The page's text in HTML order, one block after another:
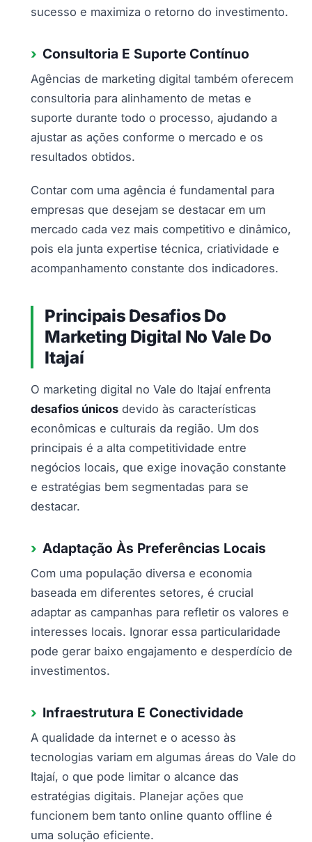
sucesso e maximiza o retorno do investimento.
Consultoria E Suporte Contínuo
Agências de marketing digital também oferecem
consultoria para alinhamento de metas e
suporte durante todo o processo, ajudando a
ajustar as ações conforme o mercado e os
resultados obtidos.
Contar com uma agência é fundamental para
empresas que desejam se destacar em um
mercado cada vez mais competitivo e dinâmico,
pois ela junta expertise técnica, criatividade e
acompanhamento constante dos indicadores.
Principais Desafios Do
Marketing Digital No Vale Do
Itajaí
O marketing digital no Vale do Itajaí enfrenta
desafios únicos devido às características
econômicas e culturais da região. Um dos
principais é a alta competitividade entre
negócios locais, que exige inovação constante
e estratégias bem segmentadas para se
destacar.
Adaptação Às Preferências Locais
Com uma população diversa e economia
baseada em diferentes setores, é crucial
adaptar as campanhas para refletir os valores e
interesses locais. Ignorar essa particularidade
pode gerar baixo engajamento e desperdício de
investimentos.
Infraestrutura E Conectividade
A qualidade da internet e o acesso às
tecnologias variam em algumas áreas do Vale do
Itajaí, o que pode limitar o alcance das
estratégias digitais. Planejar ações que
funcionem bem tanto online quanto offline é
uma solução eficiente.